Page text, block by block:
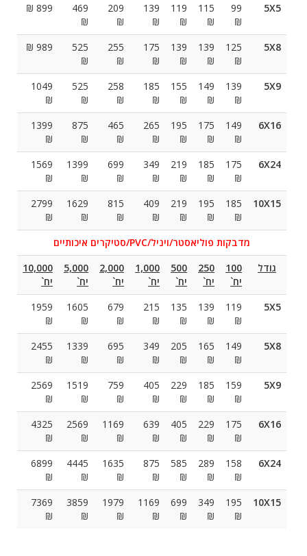
5X5
99
₪
115
₪
119
₪
139
₪
209
₪
469
₪
899 ₪
5X8
125
₪
139
₪
139
₪
175
₪
255
₪
525
₪
989 ₪
5X9
139
₪
149
₪
155
₪
185
₪
258
₪
525
₪
1049
₪
6X16
149
₪
175
₪
195
₪
265
₪
465
₪
875
₪
1399
₪
6X24
175
₪
185
₪
219
₪
349
₪
699
₪
1399
₪
1569
₪
10X15
185
₪
195
₪
219
₪
409
₪
815
₪
1629
₪
2799
₪
מדבקות פוליאסטר/ויניל/PVC/סטיקרים איכותיים
גודל
100
יח`
250
יח`
500
יח`
1,000
יח`
2,000
יח`
5,000
יח`
10,000
יח`
5X5
119
₪
139
₪
135
₪
215
₪
679
₪
1605
₪
1959
₪
5X8
149
₪
165
₪
205
₪
349
₪
695
₪
1339
₪
2455
₪
5X9
159
₪
185
₪
229
₪
405
₪
759
₪
1519
₪
2569
₪
6X16
175
₪
229
₪
405
₪
639
₪
1169
₪
2569
₪
4325
₪
6X24
158
₪
289
₪
585
₪
875
₪
1635
₪
4445
₪
6899
₪
10X15
195
₪
349
₪
699
₪
1169
₪
1979
₪
3859
₪
7369
₪